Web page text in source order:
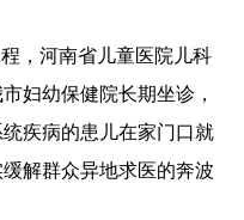
，河南省儿童医院儿科
妇幼保健院长期坐诊，
疾病的患儿在家门口就
解群众异地求医的奔波